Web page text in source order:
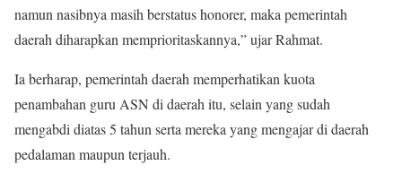
namun nasibnya masih berstatus honorer, maka pemerintah
daerah diharapkan memprioritaskannya,” ujar Rahmat.
Ia berharap, pemerintah daerah memperhatikan kuota
penambahan guru ASN di daerah itu, selain yang sudah
mengabdi diatas 5 tahun serta mereka yang mengajar di daerah
pedalaman maupun terjauh.